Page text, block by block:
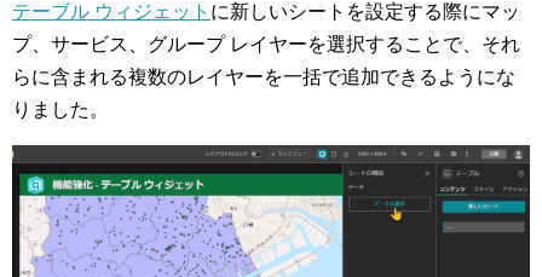
テーブル ウィジェット に新しいシートを設定する際にマッ
プ、サービス、グループ レイヤーを選択することで、それ
らに含まれる複数のレイヤーを一括で追加できるようにな
りました。